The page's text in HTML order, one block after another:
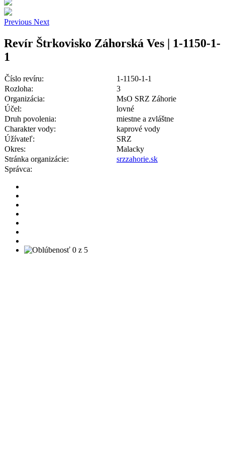
Previous Next
Revír Štrkovisko Záhorská Ves | 1-1150-1-
1
Číslo revíru:
1-1150-1-1
Rozloha:
3
Organizácia:
MsO SRZ Záhorie
Účel:
lovné
Druh povolenia:
miestne a zvláštne
Charakter vody:
kaprové vody
Úžívateľ:
SRZ
Okres:
Malacky
Stránka organizácie:
srzzahorie.sk
Správca: